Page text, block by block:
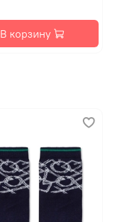
В корзину